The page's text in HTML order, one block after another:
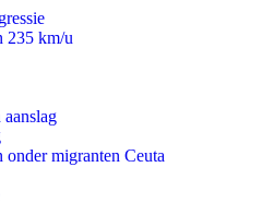
235 km/u
onder migranten Ceuta